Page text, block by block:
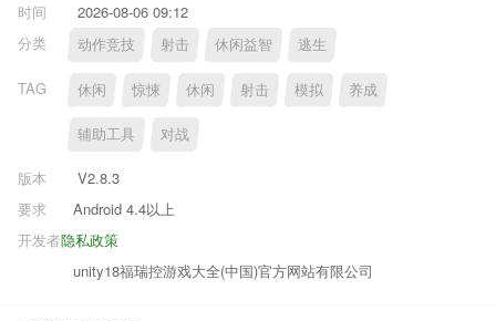
时间
2026-08-06 09:12
分类
动作竞技 射击 休闲益智 逃生
TAG 休闲 惊悚 休闲 射击 模拟 养成
辅助工具 对战
版本
V2.8.3
要求
Android 4.4以上
隐私政策
开发者
unity18福瑞控游戏大全(中国)官方网站有限公司